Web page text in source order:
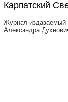
Карпатский
Журнал издаваемый
Александра